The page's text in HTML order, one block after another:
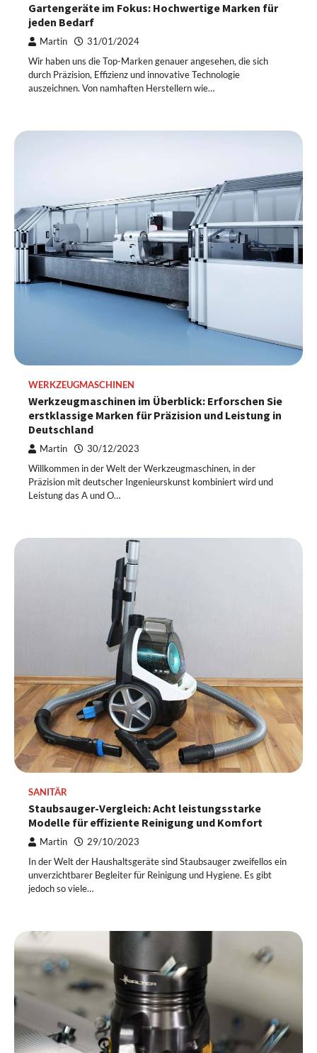
Gartengeräte im Fokus: Hochwertige Marken für
jeden Bedarf
Martin 31/01/2024
Wir haben uns die Top-Marken genauer angesehen, die sich
durch Präzision, Effizienz und innovative Technologie
auszeichnen. Von namhaften Herstellern wie…
WERKZEUGMASCHINEN
Werkzeugmaschinen im Überblick: Erforschen Sie
erstklassige Marken für Präzision und Leistung in
Deutschland
Martin 30/12/2023
Willkommen in der Welt der Werkzeugmaschinen, in der
Präzision mit deutscher Ingenieurskunst kombiniert wird und
Leistung das A und O…
SANITÄR
Staubsauger-Vergleich: Acht leistungsstarke
Modelle für effiziente Reinigung und Komfort
Martin 29/10/2023
In der Welt der Haushaltsgeräte sind Staubsauger zweifellos ein
unverzichtbarer Begleiter für Reinigung und Hygiene. Es gibt
jedoch so viele…